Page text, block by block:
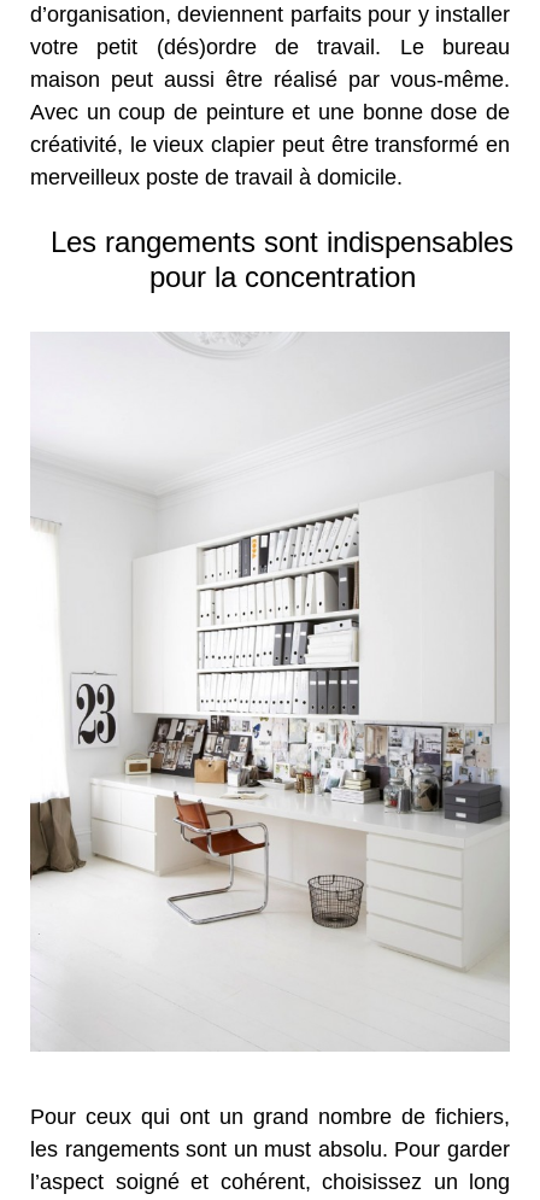
d’organisation, deviennent parfaits pour y installer
votre petit (dés)ordre de travail. Le bureau
maison peut aussi être réalisé par vous-même.
Avec un coup de peinture et une bonne dose de
créativité, le vieux clapier peut être transformé en
merveilleux poste de travail à domicile.
Les rangements sont indispensables
pour la concentration
Pour ceux qui ont un grand nombre de fichiers,
les rangements sont un must absolu. Pour garder
l’aspect soigné et cohérent, choisissez un long